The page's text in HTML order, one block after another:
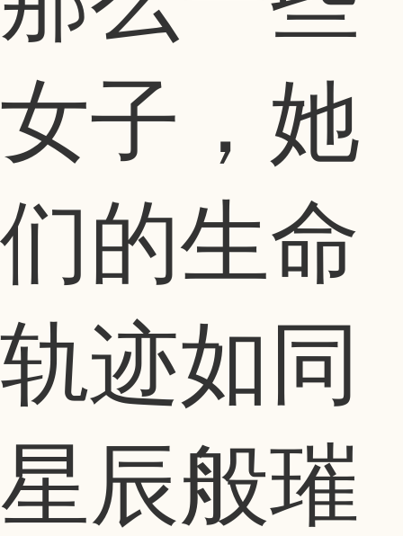
女子，她
们的生命
轨迹如同
星辰般璀